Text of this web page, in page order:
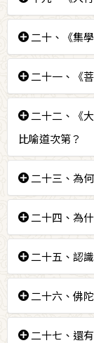
「道」指
第加行
等加行為
固因，
「道」
第」是指
「道」指菩
③真實義處；
處。
「次第」指菩
義處、成熟自
答：「道」指
是精進修持施
二十、《集
答：「道」指
度依次修學施
二十一、《
答：《廣論》
下、共中作為
所以稱為道次
二十二、《
比喻道次第？
答：做珠寶的
二十三、為
答：為了破壞
二十四、為
答：因為一直
二十五、認
答：佛陀，因
證得無上菩提
二十六、佛
答：令有情擺
二十七、還